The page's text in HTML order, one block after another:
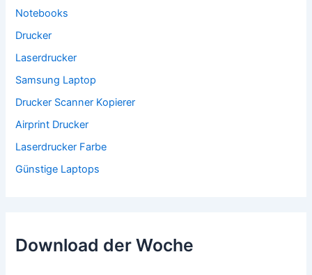
Notebooks
Drucker
Laserdrucker
Samsung Laptop
Drucker Scanner Kopierer
Airprint Drucker
Laserdrucker Farbe
Günstige Laptops
Download der Woche